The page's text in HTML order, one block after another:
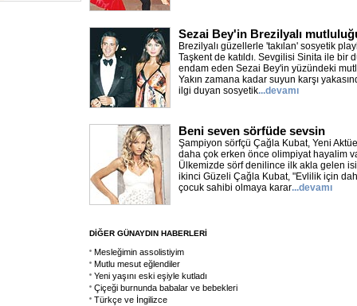
Sezai Bey'in Brezilyalı
Brezilyalı güzellerle 'takılan' sosyetik
Taşkent de katıldı. Sevgilisi Sinita ile bir
endam eden Sezai Bey'in yüzündeki
Yakın zamana kadar suyun karşı
ilgi duyan sosyetik...devamı
Beni seven sörfüde sevsin
Şampiyon sörfçü Çağla Kubat, Yeni
daha çok erken önce olimpiyat hayalim
Ülkemizde sörf denilince ilk akla gelen
ikinci Güzeli Çağla Kubat, "Evlilik için
çocuk sahibi olmaya karar...devamı
DİĞER GÜNAYDIN HABERLERİ
Mesleğimin assolistiyim
Mutlu mesut eğlendiler
Yeni yaşını eski eşiyle kutladı
Çiçeği burnunda babalar ve bebekleri
Türkçe ve İngilizce